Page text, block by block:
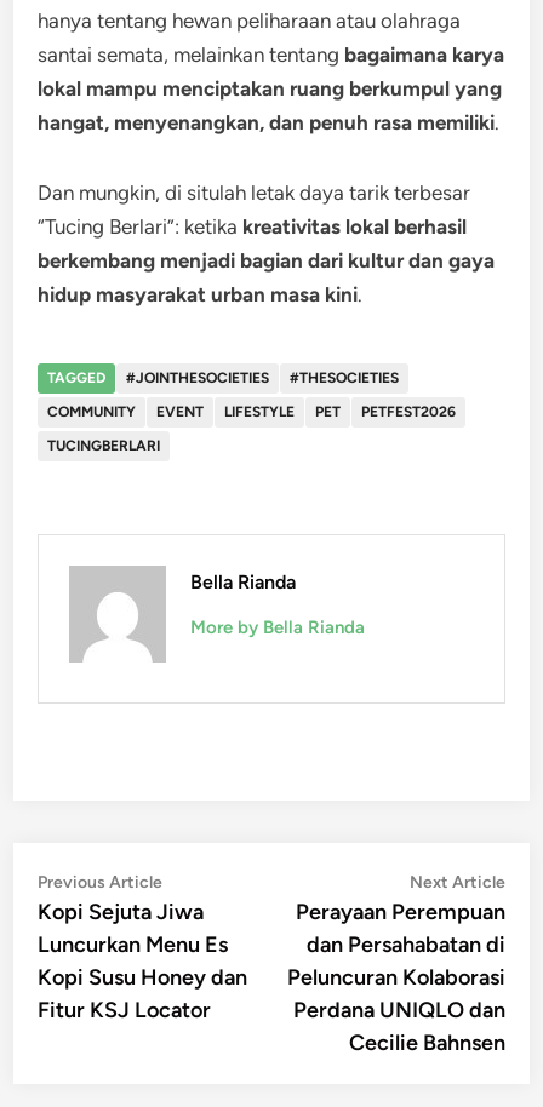
hanya tentang hewan peliharaan atau olahraga
santai semata, melainkan tentang bagaimana karya
lokal mampu menciptakan ruang berkumpul yang
hangat, menyenangkan, dan penuh rasa memiliki.
Dan mungkin, di situlah letak daya tarik terbesar
“Tucing Berlari”: ketika kreativitas lokal berhasil
berkembang menjadi bagian dari kultur dan gaya
hidup masyarakat urban masa kini.
TAGGED #JOINTHESOCIETIES
#THESOCIETIES
COMMUNITY
EVENT LIFESTYLE PET
PETFEST2026
TUCINGBERLARI
Bella Rianda
More by Bella Rianda
Post
navigation
Previous ArticlePrevious
article:
Kopi Sejuta Jiwa
Luncurkan Menu Es
Kopi Susu Honey dan
Fitur KSJ Locator
Next Article
Perayaan Perempuan
dan Persahabatan di
Peluncuran Kolaborasi
Perdana UNIQLO dan
Cecilie Bahnsen